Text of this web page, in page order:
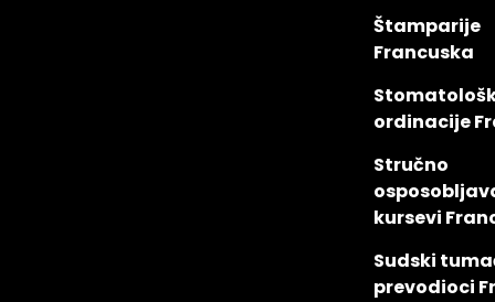
Štamparije
Francuska
ordinacije
Stručno
kursevi
Sudski
prevodioci